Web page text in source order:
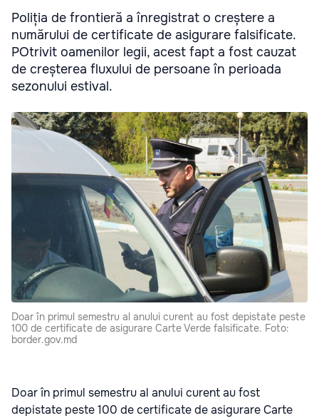
Poliția de frontieră a înregistrat o creștere a
numărului de certificate de asigurare falsificate.
POtrivit oamenilor legii, acest fapt a fost cauzat
de creșterea fluxului de persoane în perioada
sezonului estival.
Doar în primul semestru al anului curent au fost depistate peste
100 de certificate de asigurare Carte Verde falsificate. Foto:
border.gov.md
Doar în primul semestru al anului curent au fost
depistate peste 100 de certificate de asigurare Carte